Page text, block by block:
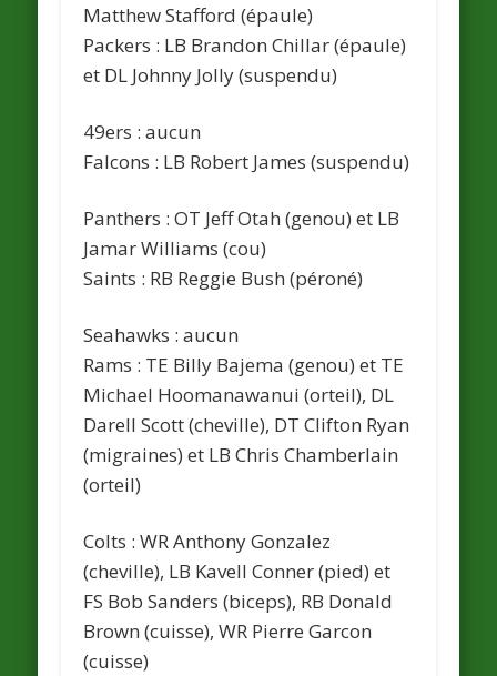
Matthew Stafford (épaule)
Packers : LB Brandon Chillar (épaule)
et DL Johnny Jolly (suspendu)
49ers : aucun
Falcons : LB Robert James (suspendu)
Panthers : OT Jeff Otah (genou) et LB
Jamar Williams (cou)
Saints : RB Reggie Bush (péroné)
Seahawks : aucun
Rams : TE Billy Bajema (genou) et TE
Michael Hoomanawanui (orteil), DL
Darell Scott (cheville), DT Clifton Ryan
(migraines) et LB Chris Chamberlain
(orteil)
Colts : WR Anthony Gonzalez
(cheville), LB Kavell Conner (pied) et
FS Bob Sanders (biceps), RB Donald
Brown (cuisse), WR Pierre Garcon
(cuisse)